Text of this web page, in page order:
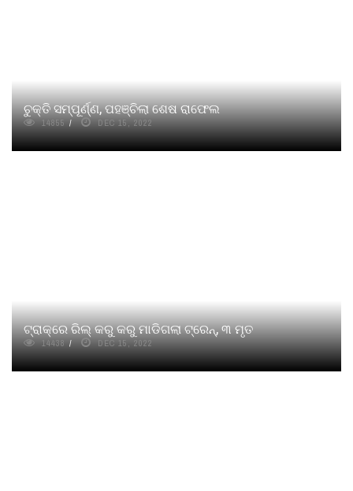
ଚୁକ୍ତି ସମ୍ପୂର୍ଣ୍ଣ, ପହଞ୍ଚିଲା ଶେଷ ରାଫେଲ
14855 DEC 15, 2022
ଟ୍ରାକ୍‌ରେ ରିଲ୍‌ କରୁ କରୁ ମାଡିଗଲା ଟ୍ରେନ୍‌, ୩ ମୃତ
14438 DEC 15, 2022